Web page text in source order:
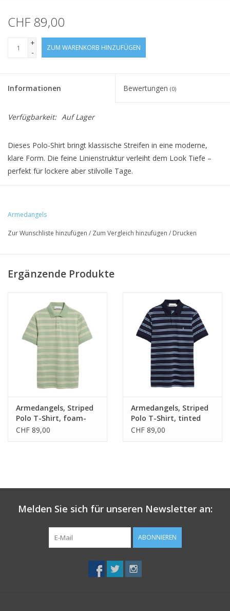
CHF 89,00
+
-
ZUM WARENKORB HINZUFÜGEN
Informationen Bewertungen (0)
Verfügbarkeit: Auf Lager
Dieses Polo-Shirt bringt klassische Streifen in eine moderne,
klare Form. Die feine Linienstruktur verleiht dem Look Tiefe –
perfekt für lockere aber stilvolle Tage.
formstabil. Der strukturierte, atmungsaktive Stoff sorgt für einen
• Regular Fit
Armedangels
Zur Wunschliste hinzufügen / Zum Vergleich hinzufügen / Drucken
Ergänzende Produkte
Armedangels, Striped
Polo T-Shirt, foam-
oatmilk, XL
CHF 89,00
Armedangels, Striped
Polo T-Shirt, tinted
navy-wedgwood, L
CHF 89,00
Melden Sie sich für unseren Newsletter an:
ABONNIEREN